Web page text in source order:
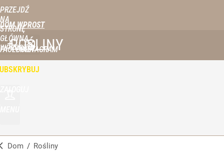
PRZEJDŹ
NA
STRONĘ
GŁÓWNĄ
WPROST.PL
DOM WPROST
FACEBOOKINSTAGRAM
ROŚLINY
Dom / Rośliny